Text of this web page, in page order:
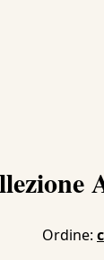
Ordine: